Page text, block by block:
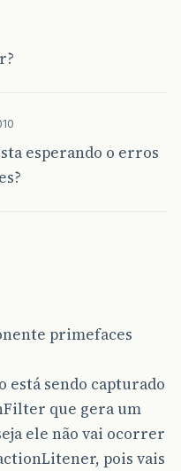
esperando o erros
primefaces
está sendo capturado
que gera um
ele não vai ocorrer
pois vais